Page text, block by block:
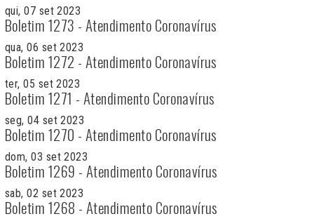
qui, 07 set 2023
Boletim 1273 - Atendimento Coronavírus
qua, 06 set 2023
Boletim 1272 - Atendimento Coronavírus
ter, 05 set 2023
Boletim 1271 - Atendimento Coronavírus
seg, 04 set 2023
Boletim 1270 - Atendimento Coronavírus
dom, 03 set 2023
Boletim 1269 - Atendimento Coronavírus
sab, 02 set 2023
Boletim 1268 - Atendimento Coronavírus